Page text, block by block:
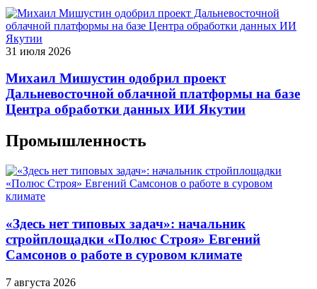
31 июля 2026
Михаил Мишустин одобрил проект
Дальневосточной облачной платформы на базе
Центра обработки данных ИИ Якутии
Промышленность
«Здесь нет типовых задач»: начальник
стройплощадки «Полюс Строя» Евгений
Самсонов о работе в суровом климате
7 августа 2026